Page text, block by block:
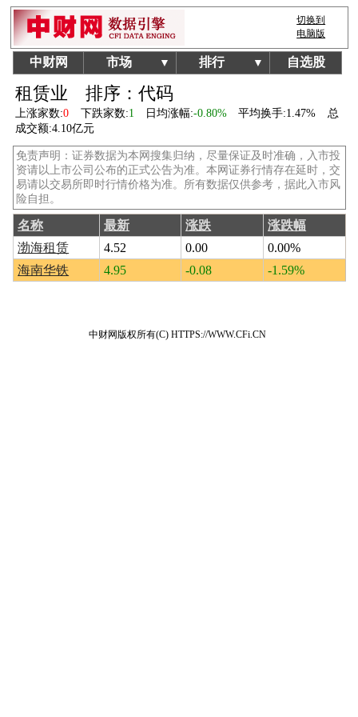
切换到
电脑版
中财网 市场 ▼ 排行 ▼ 自选股
租赁业 排序：代码
上涨家数:0 下跌家数:1 日均涨幅:-0.80% 平均换手:1.47%
总
成交额:4.10亿元
免责声明：证券数据为本网搜集归纳，尽量保证及时准确，入市投
资请以上市公司公布的正式公告为准。本网证券行情存在延时，交
易请以交易所即时行情价格为准。所有数据仅供参考，据此入市风
险自担。
名称 最新 涨跌
涨跌幅
渤海租赁
4.52 0.00
0.00%
海南华铁
4.95 -0.08 -1.59%
中财网版权所有(C) HTTPS://WWW.CFi.CN